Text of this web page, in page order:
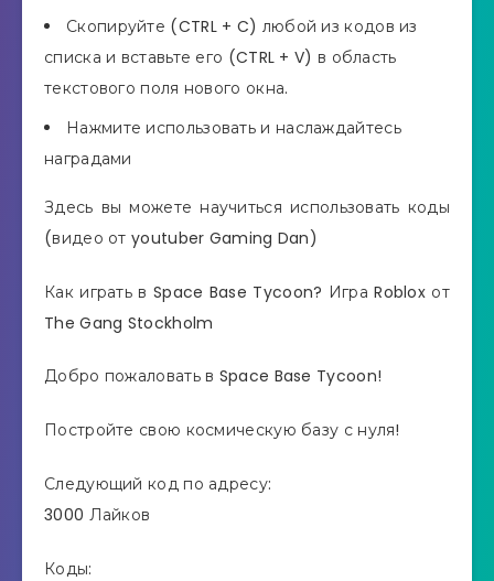
Скопируйте (CTRL + C) любой из кодов из
списка и вставьте его (CTRL + V) в область
текстового поля нового окна.
Нажмите использовать и наслаждайтесь
наградами
Здесь вы можете научиться использовать коды
(видео от youtuber Gaming Dan)
Как играть в Space Base Tycoon? Игра Roblox от
The Gang Stockholm
Добро пожаловать в Space Base Tycoon!
Постройте свою космическую базу с нуля!
Следующий код по адресу:
3000 Лайков
Коды: